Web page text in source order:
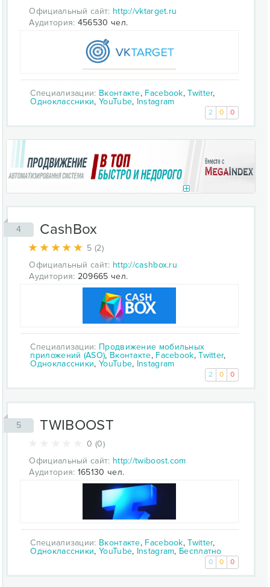
Официальный сайт: http://vktarget.ru
Аудитория: 456530 чел.
Специализации: Вконтакте, Facebook,Twitter,
Одноклассники, YouTube, Instagram
2 0 0
4 CashBox
5 (2)
Официальный сайт: http://cashbox.ru
Аудитория: 209665 чел.
Специализации: Продвижение мобильных
приложений (ASO), Вконтакте, Facebook,Twitter,
Одноклассники, YouTube, Instagram
2 0 0
5 TWIBOOST
0 (0)
Официальный сайт: http://twiboost.com
Аудитория: 165130 чел.
Специализации: Вконтакте, Facebook,Twitter,
Одноклассники, YouTube, Instagram, Бесплатно
0 0 0